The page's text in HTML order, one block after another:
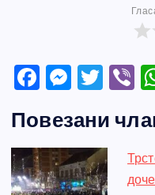
F
c
e
b
M
ss
e
n
T
itt
er
Повезани